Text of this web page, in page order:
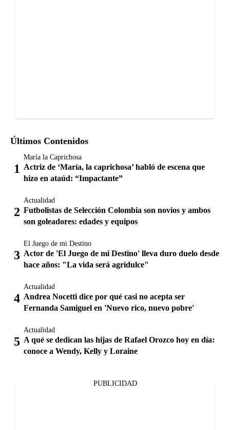
Últimos Contenidos
María la Caprichosa
Actriz de ‘María, la caprichosa’ habló de escena que
hizo en ataúd: “Impactante”
Actualidad
Futbolistas de Selección Colombia son novios y ambos
son goleadores: edades y equipos
El Juego de mi Destino
Actor de 'El Juego de mi Destino' lleva duro duelo desde
hace años: "La vida será agridulce"
Actualidad
Andrea Nocetti dice por qué casi no acepta ser
Fernanda Samiguel en 'Nuevo rico, nuevo pobre'
Actualidad
A qué se dedican las hijas de Rafael Orozco hoy en día:
conoce a Wendy, Kelly y Loraine
PUBLICIDAD